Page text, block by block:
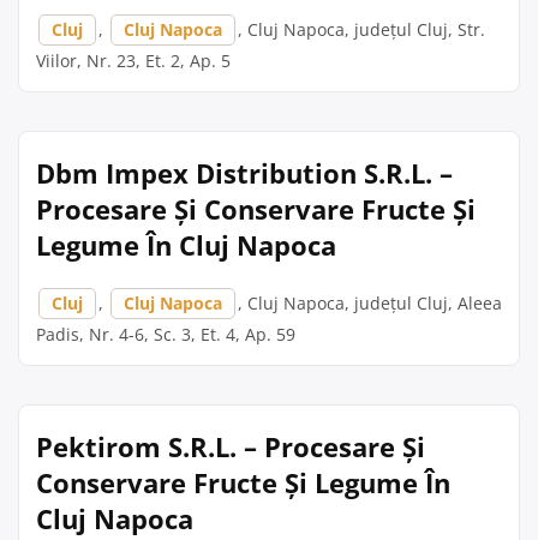
Cluj , Cluj Napoca
, Cluj Napoca, județul Cluj, Str.
Viilor, Nr. 23, Et. 2, Ap. 5
Dbm Impex Distribution S.R.L. –
Procesare Și Conservare Fructe Și
Legume În Cluj Napoca
Cluj , Cluj Napoca
, Cluj Napoca, județul Cluj, Aleea
Padis, Nr. 4-6, Sc. 3, Et. 4, Ap. 59
Pektirom S.R.L. – Procesare Și
Conservare Fructe Și Legume În
Cluj Napoca